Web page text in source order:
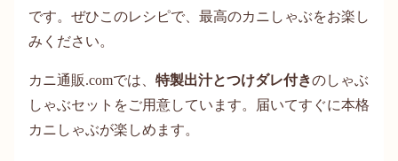
です。ぜひこのレシピで、最高のカニしゃぶをお楽し
みください。
カニ通販.comでは、 特製出汁とつけダレ付きのしゃぶ
しゃぶセットをご用意しています。届いてすぐに本格
カニしゃぶが楽しめます。